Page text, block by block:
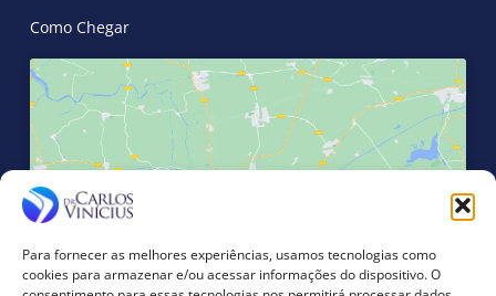
Para fornecer as melhores experiências, usamos tecnologias como
cookies para armazenar e/ou acessar informações do dispositivo. O
Como Chegar
Clique para aceitar os cookies marketing